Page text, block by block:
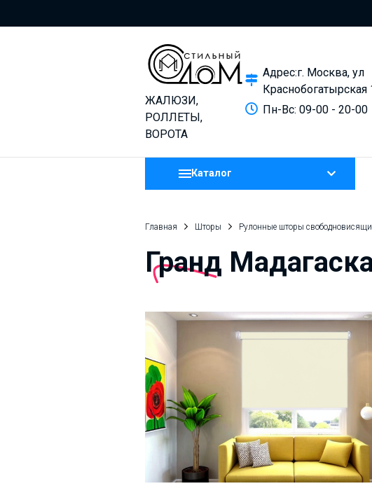
ЖАЛЮЗИ,
РОЛЛЕТЫ,
ВОРОТА
Адрес:г. Москва, ул
Краснобогатырская
Пн-Вс: 09-00 - 20-00
Каталог
Главная Шторы Рулонные шторы
Гранд